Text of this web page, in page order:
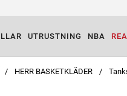
UTRUSTNING NBA REA
HERR BASKETKLÄDER